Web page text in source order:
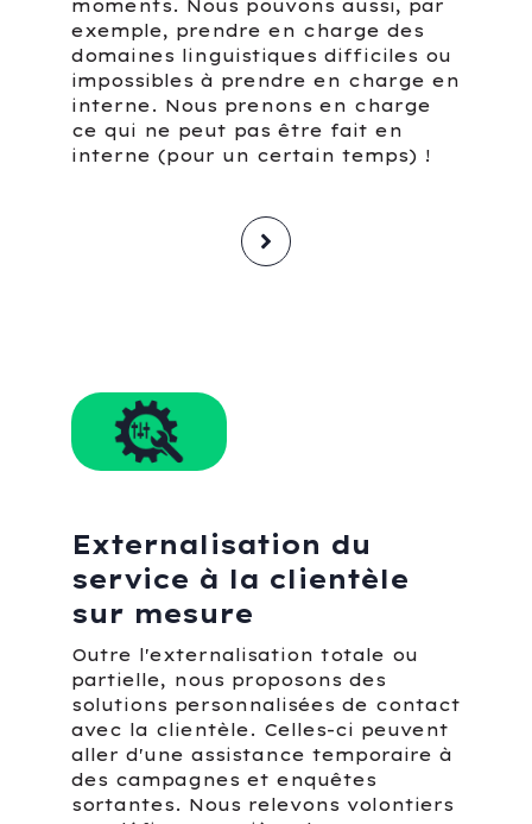
moments. Nous pouvons aussi, par
exemple, prendre en charge des
domaines linguistiques difficiles ou
impossibles à prendre en charge en
interne. Nous prenons en charge
ce qui ne peut pas être fait en
interne (pour un certain temps) !
Externalisation du
service à la clientèle
sur mesure
Outre l'externalisation totale ou
partielle, nous proposons des
solutions personnalisées de contact
avec la clientèle. Celles-ci peuvent
aller d'une assistance temporaire à
des campagnes et enquêtes
sortantes. Nous relevons volontiers